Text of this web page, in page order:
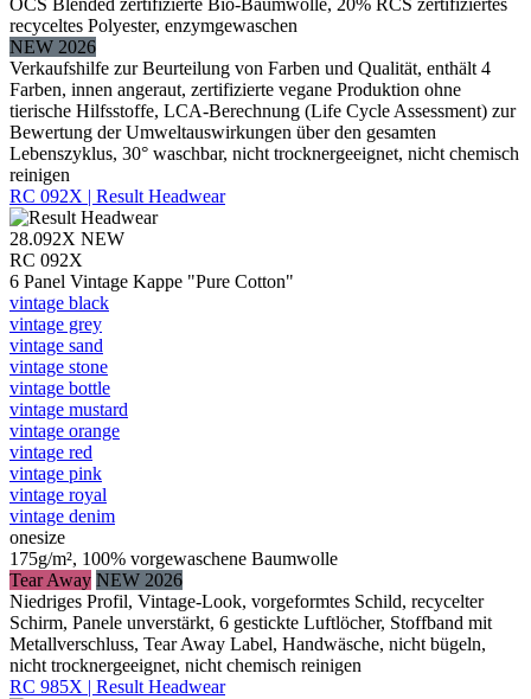
OCS Blended zertifizierte Bio-Baumwolle, 20% RCS zertifiziertes
recyceltes Polyester, enzymgewaschen
NEW 2026
Verkaufshilfe zur Beurteilung von Farben und Qualität, enthält 4
Farben, innen angeraut, zertifizierte vegane Produktion ohne
tierische Hilfsstoffe, LCA-Berechnung (Life Cycle Assessment) zur
Bewertung der Umweltauswirkungen über den gesamten
Lebenszyklus, 30° waschbar, nicht trocknergeeignet, nicht chemisch
reinigen
RC 092X | Result Headwear
28.092X NEW
RC 092X
6 Panel Vintage Kappe "Pure Cotton"
vintage black
vintage grey
vintage sand
vintage stone
vintage bottle
vintage mustard
vintage orange
vintage red
vintage pink
vintage royal
vintage denim
onesize
175g/m², 100% vorgewaschene Baumwolle
Tear Away NEW 2026
Niedriges Profil, Vintage-Look, vorgeformtes Schild, recycelter
Schirm, Panele unverstärkt, 6 gestickte Luftlöcher, Stoffband mit
Metallverschluss, Tear Away Label, Handwäsche, nicht bügeln,
nicht trocknergeeignet, nicht chemisch reinigen
RC 985X | Result Headwear